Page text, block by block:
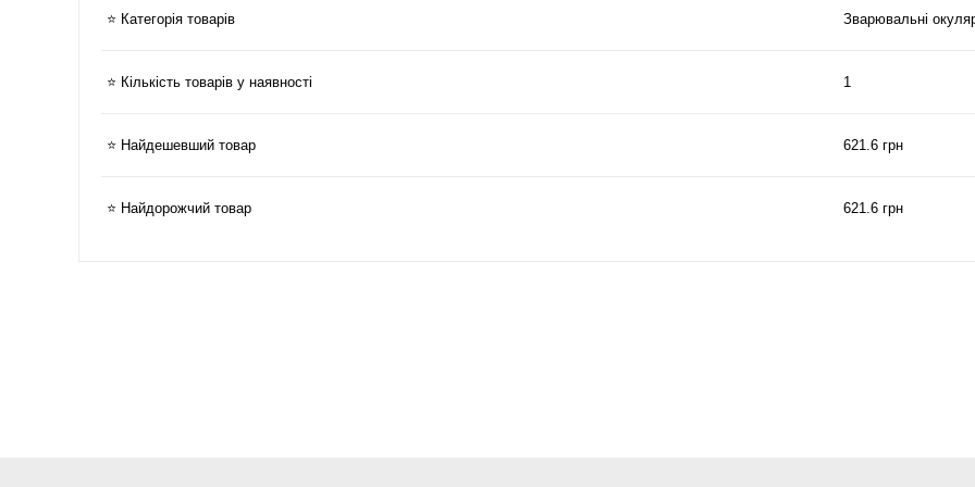
⭐ Категорія товарів Зварювальні
⭐ Кількість товарів у наявності 1
⭐ Найдешевший товар 621.6 грн
⭐ Найдорожчий товар 621.6 грн